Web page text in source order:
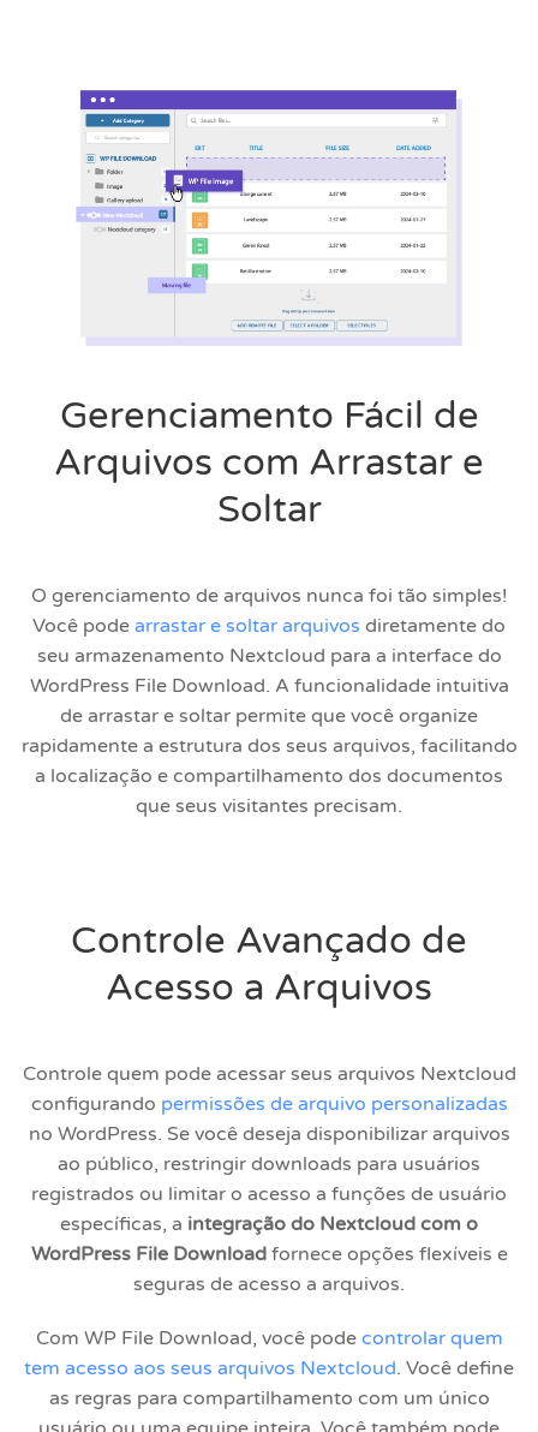
Gerenciamento Fácil de
Arquivos com Arrastar e
Soltar
O gerenciamento de arquivos nunca foi tão simples!
Você pode arrastar e soltar arquivos diretamente do
seu armazenamento Nextcloud para a interface do
WordPress File Download. A funcionalidade intuitiva
de arrastar e soltar permite que você organize
rapidamente a estrutura dos seus arquivos, facilitando
a localização e compartilhamento dos documentos
que seus visitantes precisam.
Controle Avançado de
Acesso a Arquivos
Controle quem pode acessar seus arquivos Nextcloud
configurando permissões de arquivo personalizadas
no WordPress. Se você deseja disponibilizar arquivos
ao público, restringir downloads para usuários
registrados ou limitar o acesso a funções de usuário
específicas, a integração do Nextcloud com o
WordPress File Downloadfornece opções flexíveis e
seguras de acesso a arquivos.
Com WP File Download, você pode controlar quem
tem acesso aos seus arquivos Nextcloud. Você define
as regras para compartilhamento com um único